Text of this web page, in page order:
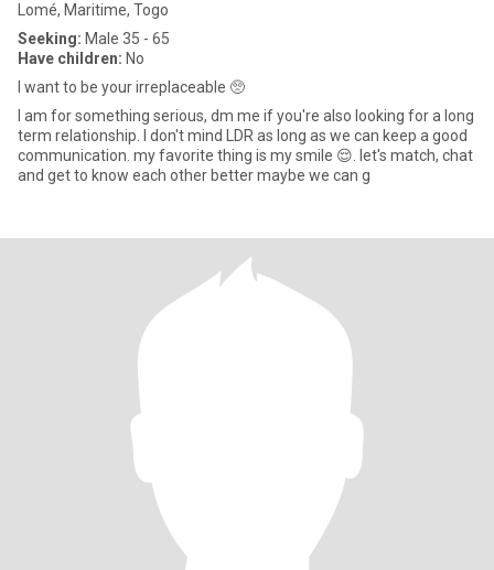
Lomé, Maritime, Togo
Seeking: Male 35 - 65
Have children: No
I want to be your irreplaceable 🥺
I am for something serious, dm me if you're also looking for a long
term relationship. I don't mind LDR as long as we can keep a good
communication. my favorite thing is my smile 😌. let's match, chat
and get to know each other better maybe we can g